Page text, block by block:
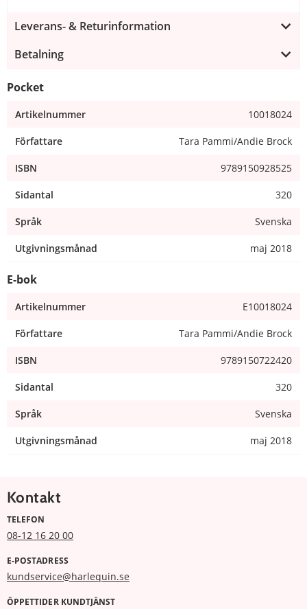
Leverans- & Returinformation
Betalning
Pocket
Artikelnummer 10018024
Författare Tara Pammi/Andie Brock
ISBN 9789150928525
Sidantal 320
Språk Svenska
Utgivningsmånad maj 2018
E-bok
Artikelnummer E10018024
Författare Tara Pammi/Andie Brock
ISBN 9789150722420
Sidantal 320
Språk Svenska
Utgivningsmånad maj 2018
Kontakt
TELEFON
08-12 16 20 00
E-POSTADRESS
kundservice@harlequin.se
ÖPPETTIDER KUNDTJÄNST